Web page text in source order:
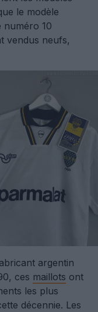
le modèle
10
vendus neufs,
argentin
ces maillots ont
les plus
décennie. Les